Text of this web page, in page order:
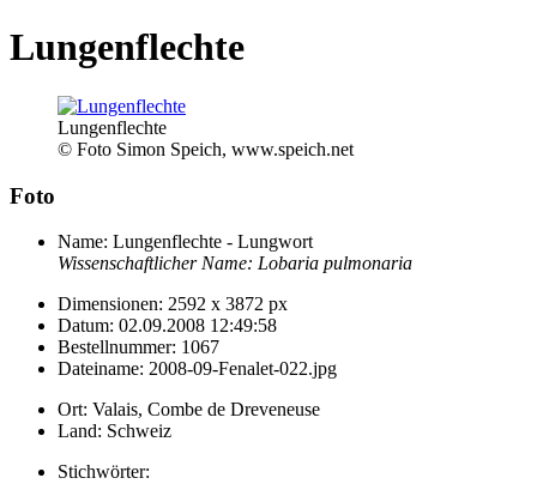
Lungenflechte
Lungenflechte
© Foto Simon Speich, www.speich.net
Foto
Name: Lungenflechte - Lungwort
Wissenschaftlicher Name: Lobaria pulmonaria
Dimensionen: 2592 x 3872 px
Datum: 02.09.2008 12:49:58
Bestellnummer: 1067
Dateiname: 2008-09-Fenalet-022.jpg
Ort: Valais, Combe de Dreveneuse
Land: Schweiz
Stichwörter: